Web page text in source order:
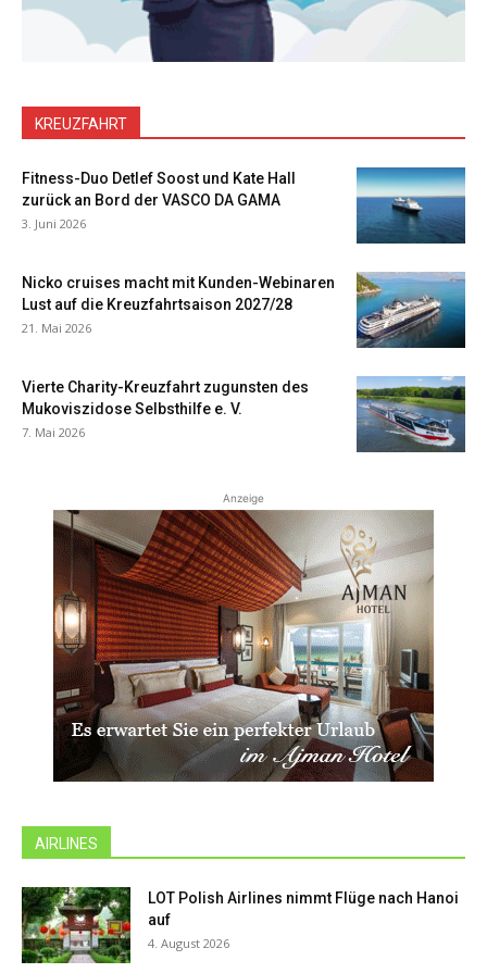
KREUZFAHRT
Fitness-Duo Detlef Soost und Kate Hall
zurück an Bord der VASCO DA GAMA
3. Juni 2026
Nicko cruises macht mit Kunden-Webinaren
Lust auf die Kreuzfahrtsaison 2027/28
21. Mai 2026
Vierte Charity-Kreuzfahrt zugunsten des
Mukoviszidose Selbsthilfe e. V.
7. Mai 2026
Anzeige
AIRLINES
LOT Polish Airlines nimmt Flüge nach Hanoi
auf
4. August 2026